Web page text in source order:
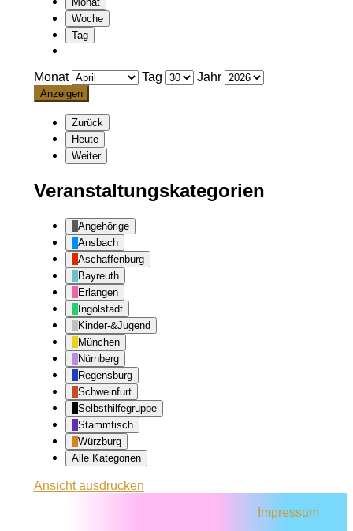
Woche
Tag
Monat Tag Jahr
Zurück
Heute
Weiter
Veranstaltungskategorien
Angehörige
Ansbach
Aschaffenburg
Bayreuth
Erlangen
Ingolstadt
Kinder-&Jugend
München
Nürnberg
Regensburg
Schweinfurt
Selbsthilfegruppe
Stammtisch
Würzburg
Alle Kategorien
Ansichtausdrucken
Impressum